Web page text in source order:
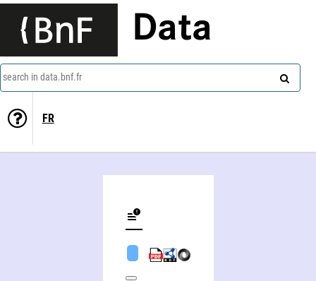
Data
search in data.bnf.fr
FR